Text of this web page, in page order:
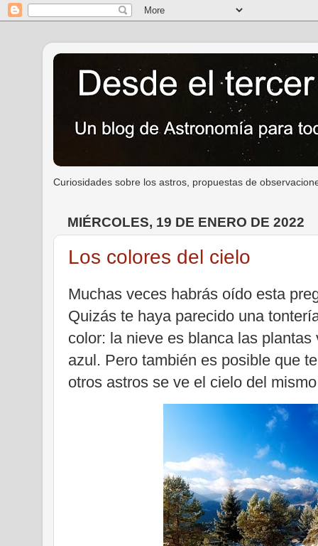
Curiosidades sobre los astros, propuestas de
MIÉRCOLES, 19 DE ENERO DE 2022
Los colores del cielo
Muchas veces habrás oído esta
Quizás te haya parecido una
color: la nieve es blanca las
azul. Pero también es posible que
otros astros se ve el cielo del